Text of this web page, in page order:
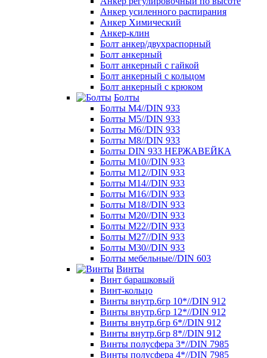
Анкер усиленного распирания
Анкер Химический
Анкер-клин
Болт анкер/двухраспорный
Болт анкерный
Болт анкерный с гайкой
Болт анкерный с кольцом
Болт анкерный с крюком
Болты
Болты М4//DIN 933
Болты М5//DIN 933
Болты М6//DIN 933
Болты М8//DIN 933
Болты DIN 933 НЕРЖАВЕЙКА
Болты М10//DIN 933
Болты М12//DIN 933
Болты М14//DIN 933
Болты М16//DIN 933
Болты М18//DIN 933
Болты М20//DIN 933
Болты М22//DIN 933
Болты М27//DIN 933
Болты М30//DIN 933
Болты мебельные//DIN 603
Винты
Винт барашковый
Винт-кольцо
Винты внутр.6гр 10*//DIN 912
Винты внутр.6гр 12*//DIN 912
Винты внутр.6гр 6*//DIN 912
Винты внутр.6гр 8*//DIN 912
Винты полусфера 3*//DIN 7985
Винты полусфера 4*//DIN 7985